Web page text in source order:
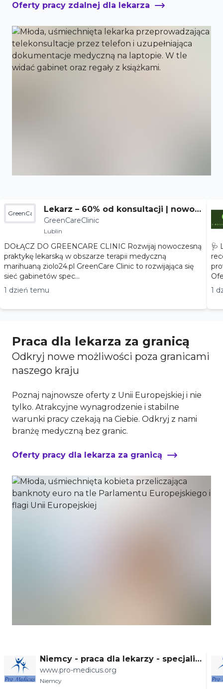
Oferty pracy zdalnej dla lekarza
GreenCareClinicLekarz – 60% od konsultacji | nowoc
zesna terapia
GreenCareClinic
Lublin
DOŁĄCZ DO GREENCARE CLINIC Rozwijaj nowoczesną
praktykę lekarską w obszarze terapii medyczną
marihuaną ziolo24.pl GreenCare Clinic to rozwijająca się
sieć gabinetów spec...
1 dzień temu
🩺
1
Praca dla lekarza za granicą
Odkryj nowe możliwości poza granicami
naszego kraju
Poznaj najnowsze oferty z Unii Europejskiej i nie
tylko. Atrakcyjne wynagrodzenie i stabilne
warunki pracy czekają na Ciebie. Odkryj z nami
branżę medyczną bez granic.
Oferty pracy dla lekarza za granicą
Niemcy - praca dla lekarzy - specjaliz
acje
www.pro-medicus.org
Niemcy